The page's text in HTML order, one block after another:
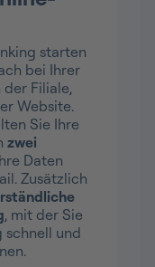
starten
bei Ihrer
Filiale,
Website.
Sie Ihre
zwei
Daten
Zusätzlich
, mit der Sie
schnell und